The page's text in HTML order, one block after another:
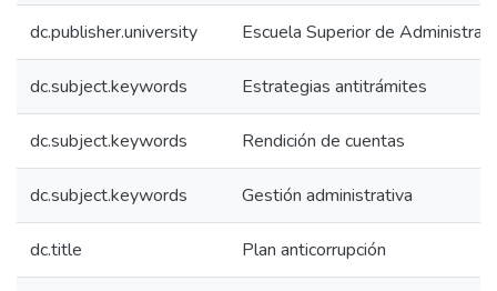
dc.publisher.university Escuela Superior de
dc.subject.keywords Estrategias antitrámites
dc.subject.keywords Rendición de cuentas
dc.subject.keywords Gestión administrativa
dc.title Plan anticorrupción